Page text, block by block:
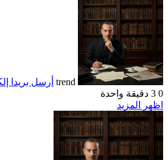
trend أرسل بريدا
0
دقيقة واحدة
اظهر المزيد